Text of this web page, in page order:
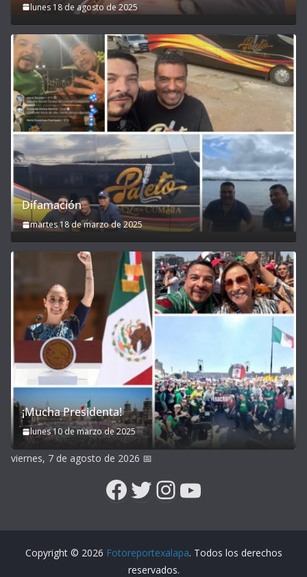
lunes 18 de agosto de 2025
Difamación
martes 18 de marzo de 2025
¡Mucha Presidenta!
lunes 10 de marzo de 2025
viernes, 7 de agosto de 2026 📅
Facebook
Twitter
Instagram
YouTube
Copyright © 2026 Fotoreportexalapa. Todos los derechos
reservados.